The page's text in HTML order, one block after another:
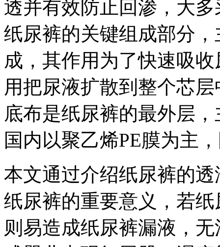
透并有效防止回渗，大
纸尿裤的关键组成部分
成，其作用为了快速吸
用把尿液扩散到整个芯
底布是纸尿裤的最外层
国内以聚乙烯PE膜为主
本文通过介绍纸尿裤的
纸尿裤的重要意义，若
则易造成纸尿裤漏液，